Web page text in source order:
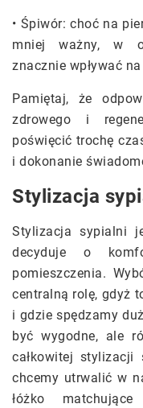
• Śpiwór: choć na
mniej ważny, w
znacznie wpływać
Pamiętaj, że
zdrowego i
poświęcić trochę
i dokonanie
Stylizacja
Stylizacja sypialni
decyduje o
pomieszczenia.
centralną rolę, gdyż
i gdzie spędzamy
być wygodne, ale
całkowitej stylizacji
chcemy utrwalić w
łóżko